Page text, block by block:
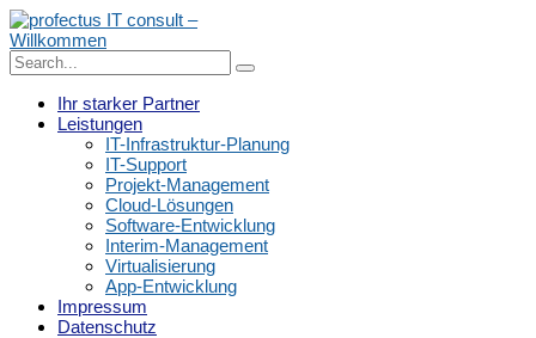
Skip
to
content
profectus IT consult – Willkommen
Search
for:
Search
Ihr starker Partner
Leistungen
IT-Infrastruktur-Planung
IT-Support
Projekt-Management
Cloud-Lösungen
Software-Entwicklung
Interim-Management
Virtualisierung
App-Entwicklung
Impressum
Datenschutz